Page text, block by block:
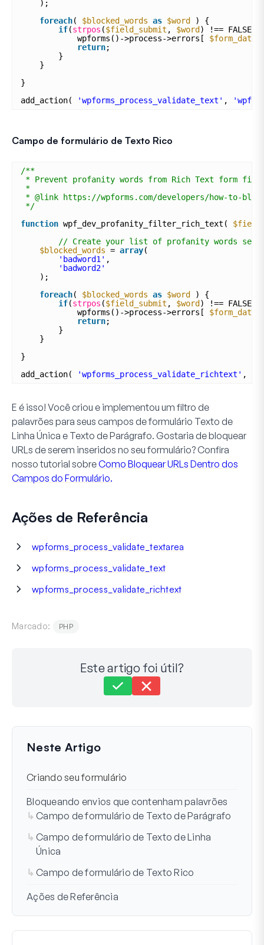
);
foreach( $blocked_words as $word
) {
if(strpos ($field_submit , $word) !== FALSE
wpforms()->process->errors[ $form_data
return;
}
}
}
add_action(
'wpforms_process_validate_text' ,
Campo de formulário de Texto Rico
/**
* Prevent profanity words from Rich Text form
*
* @link https://wpforms.com/developers/how-to-
*/
function wpf_dev_profanity_filter_rich_text(
// Create your list of profanity words
$blocked_words = array(
'badword1' ,
'badword2'
);
foreach( $blocked_words as $word
) {
if(strpos ($field_submit , $word) !== FALSE
wpforms()->process->errors[ $form_data
return;
}
}
}
add_action(
'wpforms_process_validate_richtext' ,
E é isso! Você criou e implementou um filtro de
palavrões para seus campos de formulário Texto de
Linha Única e Texto de Parágrafo. Gostaria de bloquear
URLs de serem inseridos no seu formulário? Confira
nosso tutorial sobreComo Bloquear URLs Dentro dos
Campos do Formulário.
Ações de Referência
wpforms_process_validate_textarea
wpforms_process_validate_text
wpforms_process_validate_richtext
Marcado: PHP
Este artigo foi útil?
Última atualização em 14 de mar de 2024
Neste Artigo
Criando seu formulário
Bloqueando envios que contenham palavrões
Campo de formulário de Texto de Parágrafo
Campo de formulário de Texto de Linha
Única
Campo de formulário de Texto Rico
Ações de Referência